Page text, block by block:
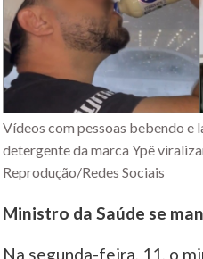
Vídeos com pessoas bebendo e
detergente da marca Ypê
Reprodução/Redes Sociais
Ministro da Saúde se
Na segunda-feira, 11, o